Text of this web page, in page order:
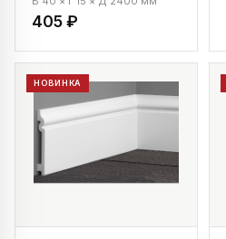
405 ₽
НОВИНКА